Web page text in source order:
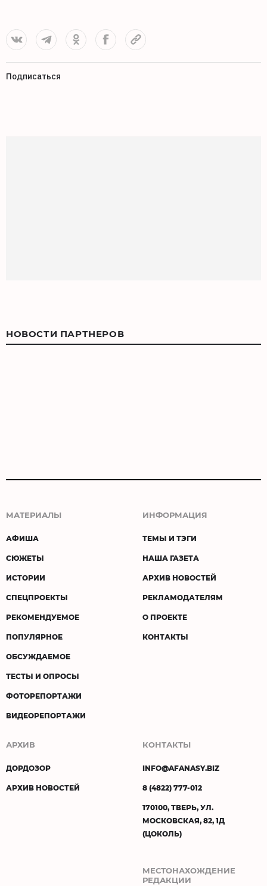
Подписаться
НОВОСТИ ПАРТНЕРОВ
МАТЕРИАЛЫ
АФИША
СЮЖЕТЫ
ИСТОРИИ
СПЕЦПРОЕКТЫ
РЕКОМЕНДУЕМОЕ
ПОПУЛЯРНОЕ
ОБСУЖДАЕМОЕ
ТЕСТЫ И ОПРОСЫ
ФОТОРЕПОРТАЖИ
ВИДЕОРЕПОРТАЖИ
ИНФОРМАЦИЯ
ТЕМЫ И ТЭГИ
НАША ГАЗЕТА
АРХИВ НОВОСТЕЙ
РЕКЛАМОДАТЕЛЯМ
О ПРОЕКТЕ
КОНТАКТЫ
АРХИВ
ДОРДОЗОР
АРХИВ НОВОСТЕЙ
КОНТАКТЫ
INFO@AFANASY.BIZ
8 (4822) 777-012
170100, ТВЕРЬ, УЛ.
МОСКОВСКАЯ, 82, 1Д
(ЦОКОЛЬ)
МЕСТОНАХОЖДЕНИЕ
РЕДАКЦИИ